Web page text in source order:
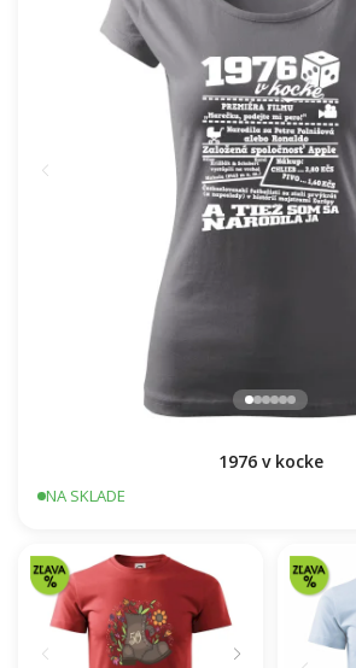
1976 v kocke
NA SKLADE